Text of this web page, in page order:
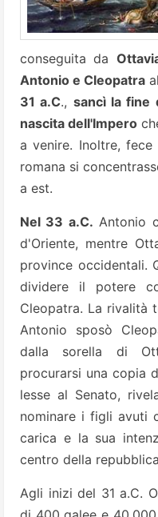
conseguita da
Antonio e Cleopatra
31 a.C., sancì la fine
nascita dell'Impero
a venire. Inoltre,
romana si
a est.
Nel 33 a.C. Antonio
d'Oriente, mentre
province occidentali.
dividere il potere
Cleopatra. La rivalità
Antonio sposò
dalla sorella di
procurarsi una copia
lesse al Senato,
nominare i figli avuti
carica e la sua
centro della
Agli inizi del 31 a.C.